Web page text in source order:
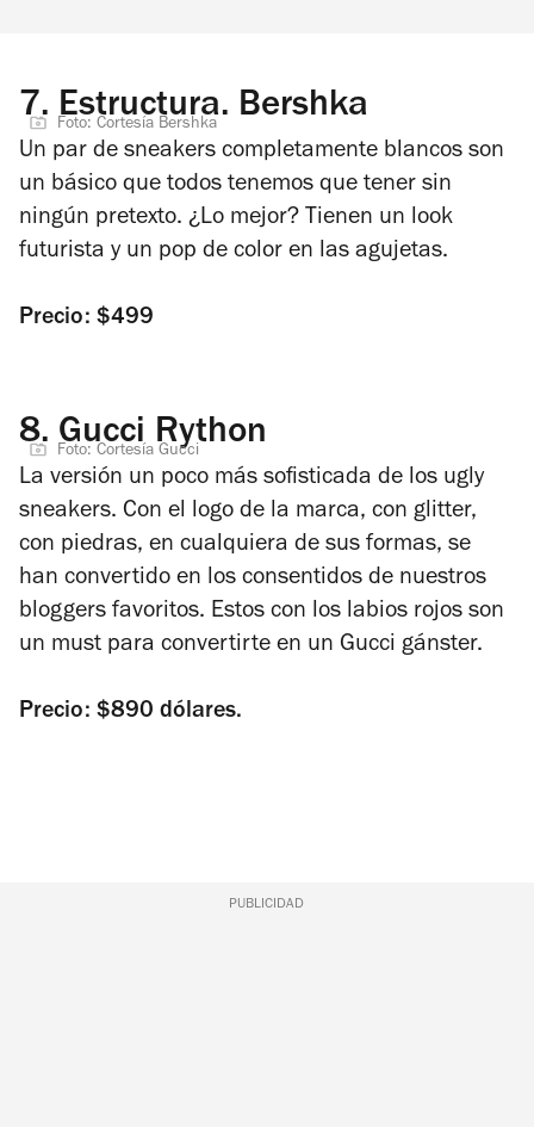
7. Estructura. Bershka
Foto: Cortesía Bershka
Un par de sneakers completamente blancos son
un básico que todos tenemos que tener sin
ningún pretexto. ¿Lo mejor? Tienen un look
futurista y un pop de color en las agujetas.
Precio: $499
8. Gucci Rython
Foto: Cortesía Gucci
La versión un poco más sofisticada de los ugly
sneakers. Con el logo de la marca, con glitter,
con piedras, en cualquiera de sus formas, se
han convertido en los consentidos de nuestros
bloggers favoritos. Estos con los labios rojos son
un must para convertirte en un Gucci gánster.
Precio: $890 dólares.
PUBLICIDAD